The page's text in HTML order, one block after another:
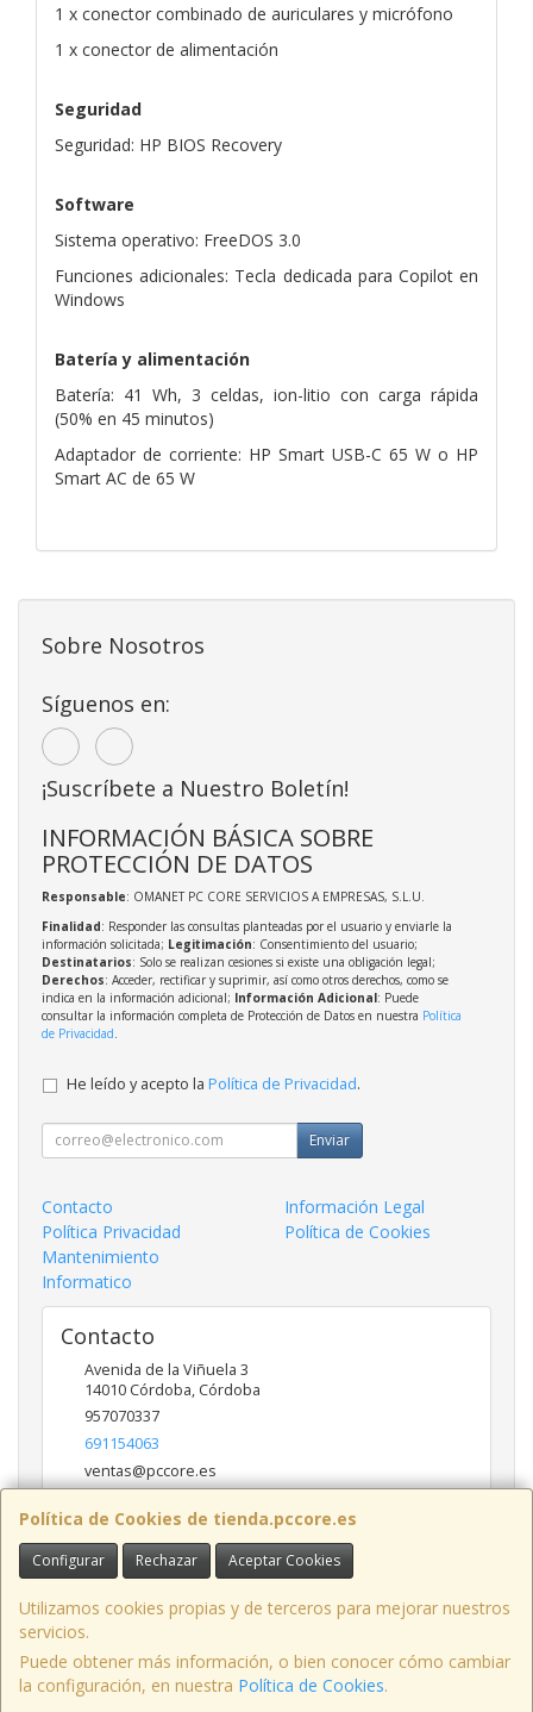
1 x conector combinado de auriculares y micrófono
1 x conector de alimentación
Seguridad
Seguridad: HP BIOS Recovery
Software
Sistema operativo: FreeDOS 3.0
Funciones adicionales: Tecla dedicada para Copilot en
Windows
Batería y alimentación
Batería: 41 Wh, 3 celdas, ion-litio con carga rápida
(50% en 45 minutos)
Adaptador de corriente: HP Smart USB-C 65 W o HP
Smart AC de 65 W
Política de Cookies de tienda.pccore.es
Configurar Rechazar Aceptar Cookies
Utilizamos cookies propias y de terceros para mejorar nuestros
servicios.
Puede obtener más información, o bien conocer cómo cambiar
la configuración, en nuestra Política de Cookies.
Sobre Nosotros
Síguenos en:
¡Suscríbete a Nuestro Boletín!
INFORMACIÓN BÁSICA SOBRE
PROTECCIÓN DE DATOS
Responsable: OMANET PC CORE SERVICIOS A EMPRESAS, S.L.U.
Finalidad: Responder las consultas planteadas por el usuario y enviarle la
información solicitada; Legitimación: Consentimiento del usuario;
Destinatarios: Solo se realizan cesiones si existe una obligación legal;
Derechos: Acceder, rectificar y suprimir, así como otros derechos, como se
indica en la información adicional; Información Adicional: Puede
consultar la información completa de Protección de Datos en nuestra Política
de Privacidad
He leído y acepto la Política de Privacidad.
Enviar
Contacto
Información Legal
Política Privacidad
Política de Cookies
Mantenimiento
Informatico
Contacto
Avenida de la Viñuela 3
14010 Córdoba, Córdoba
957070337
691154063
ventas@pccore.es
Horario
10-13:30
Avenida de la Viñuela nº 3, 14010, Córdoba, España. - C.I.F.: B56097777 -
Tfno: 957070337